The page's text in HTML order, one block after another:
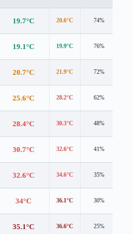
19.7°C 20.6°C 74%
19.1°C 19.9°C 76%
20.7°C 21.9°C 72%
25.6°C 28.2°C 62%
28.4°C 30.3°C 48%
30.7°C 32.6°C 41%
32.6°C 34.6°C 35%
34°C 36.1°C 30%
35.1°C 36.6°C 25%